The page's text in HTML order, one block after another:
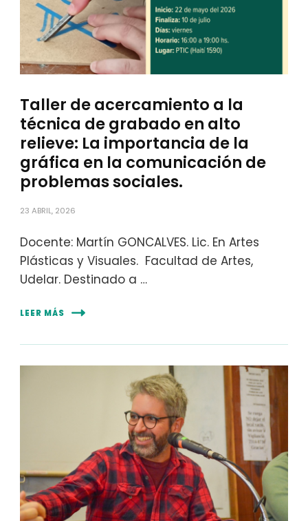
Taller de acercamiento a la
técnica de grabado en alto
relieve: La importancia de la
gráfica en la comunicación de
problemas sociales.
23 ABRIL, 2026
Docente: Martín GONCALVES. Lic. En Artes
Plásticas y Visuales. Facultad de Artes,
Udelar. Destinado a …
LEER MÁS